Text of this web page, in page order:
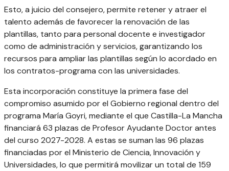
Esto, a juicio del consejero, permite retener y atraer el
talento además de favorecer la renovación de las
plantillas, tanto para personal docente e investigador
como de administración y servicios, garantizando los
recursos para ampliar las plantillas según lo acordado en
los contratos-programa con las universidades.
Esta incorporación constituye la primera fase del
compromiso asumido por el Gobierno regional dentro del
programa María Goyri, mediante el que Castilla-La Mancha
financiará 63 plazas de Profesor Ayudante Doctor antes
del curso 2027-2028. A estas se suman las 96 plazas
financiadas por el Ministerio de Ciencia, Innovación y
Universidades, lo que permitirá movilizar un total de 159